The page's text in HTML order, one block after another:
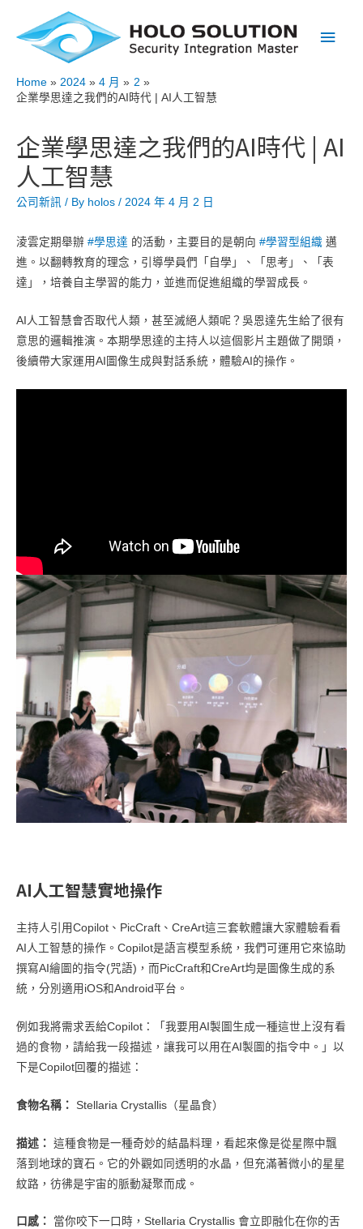
Main
Home 2024 4 月
2
企業學思達之我們的AI時代 | AI人工智慧
企業學思達之我們的AI時代 | AI
人工智慧
公司新訊 / By holos / 2024 年 4 月 2 日
淩雲定期舉辦 #學思達 的活動，主要目的是朝向 #學習型組織 邁
進。以翻轉教育的理念，引導學員們「自學」、「思考」、「表
達」，培養自主學習的能力，並進而促進組織的學習成長。
AI人工智慧會否取代人類，甚至滅絕人類呢？吳恩達先生給了很有
意思的邏輯推演。本期學思達的主持人以這個影片主題做了開頭，
後續帶大家運用AI圖像生成與對話系統，體驗AI的操作。
AI人工智慧實地操作
主持人引用Copilot、PicCraft、CreArt這三套軟體讓大家體驗看看
AI人工智慧的操作。Copilot是語言模型系統，我們可運用它來協助
撰寫AI繪圖的指令(咒語)，而PicCraft和CreArt均是圖像生成的系
統，分別適用iOS和Android平台。
例如我將需求丟給Copilot：「我要用AI製圖生成一種這世上沒有看
過的食物，請給我一段描述，讓我可以用在AI製圖的指令中。」以
下是Copilot回覆的描述：
食物名稱： Stellaria Crystallis（星晶食）
描述： 這種食物是一種奇妙的結晶料理，看起來像是從星際中飄
落到地球的寶石。它的外觀如同透明的水晶，但充滿著微小的星星
紋路，彷彿是宇宙的脈動凝聚而成。
口感：
當你咬下一口時，Stellaria Crystallis 會立即融化在你的舌